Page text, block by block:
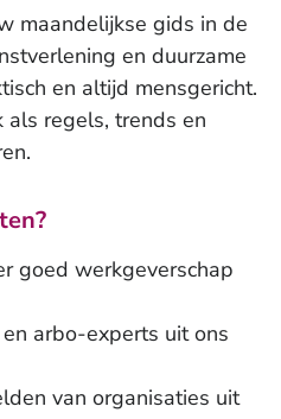
maandelijkse gids in de
en duurzame
en altijd mensgericht.
als regels, trends en
goed werkgeverschap
arbo-experts uit ons
van organisaties uit